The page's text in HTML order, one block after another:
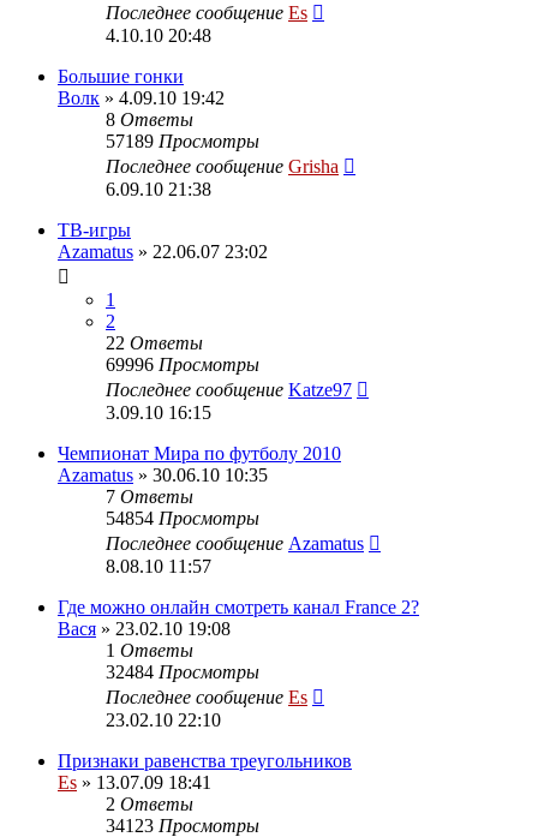
Последнее сообщение Es
4.10.10 20:48
Большие гонки
Волк » 4.09.10 19:42
8 Ответы
57189 Просмотры
Последнее сообщение Grisha
6.09.10 21:38
ТВ-игры
Azamatus » 22.06.07 23:02
1
2
22 Ответы
69996 Просмотры
Последнее сообщение Katze97
3.09.10 16:15
Чемпионат Мира по футболу 2010
Azamatus » 30.06.10 10:35
7 Ответы
54854 Просмотры
Последнее сообщение Azamatus
8.08.10 11:57
Где можно онлайн смотреть канал France 2?
Вася » 23.02.10 19:08
1 Ответы
32484 Просмотры
Последнее сообщение Es
23.02.10 22:10
Признаки равенства треугольников
Es » 13.07.09 18:41
2 Ответы
34123 Просмотры